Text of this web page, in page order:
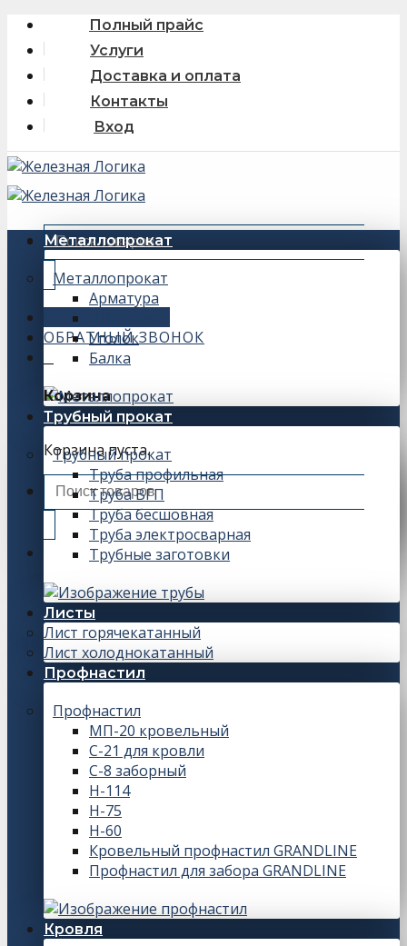
Skip
content
Полный прайс
Услуги
Доставка и оплата
Контакты
Вход
Искать:
+7 (343) 243-56-66
ОБРАТНЫЙ ЗВОНОК
Корзина
Корзина пуста.
Искать:
Металлопрокат
Металлопрокат
Арматура
Уголок
Балка
Трубный прокат
Трубный прокат
Труба профильная
Труба ВГП
Труба бесшовная
Труба электросварная
Трубные заготовки
Листы
Лист горячекатанный
Лист холоднокатанный
Профнастил
Профнастил
МП-20 кровельный
С-21 для кровли
С-8 заборный
Н-114
Н-75
Н-60
Кровельный профнастил GRANDLINE
Профнастил для забора GRANDLINE
Кровля